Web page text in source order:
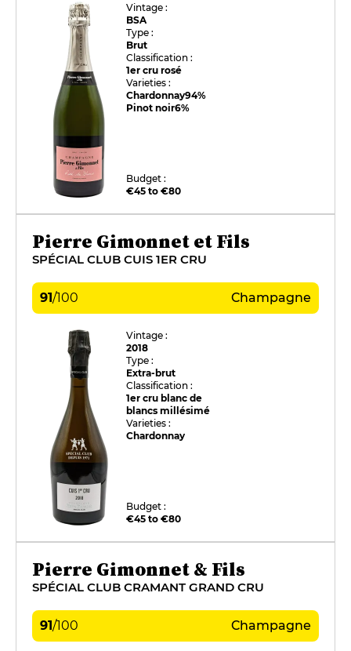
Vintage :
BSA
Type :
Brut
Classification :
1er cru rosé
Varieties :
Chardonnay94%
Pinot noir6%
Budget :
€45 to €80
Pierre Gimonnet et Fils
SPÉCIAL CLUB CUIS 1ER CRU
91/100 Champagne
Vintage :
2018
Type :
Extra-brut
Classification :
1er cru blanc de
blancs millésimé
Varieties :
Chardonnay
Budget :
€45 to €80
Pierre Gimonnet & Fils
SPÉCIAL CLUB CRAMANT GRAND CRU
91/100 Champagne